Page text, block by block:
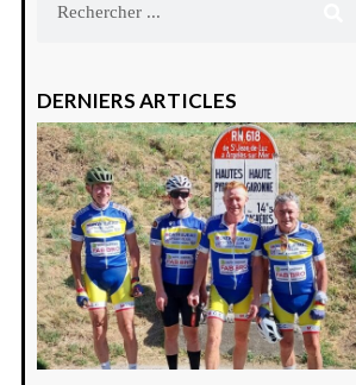
DERNIERS ARTICLES